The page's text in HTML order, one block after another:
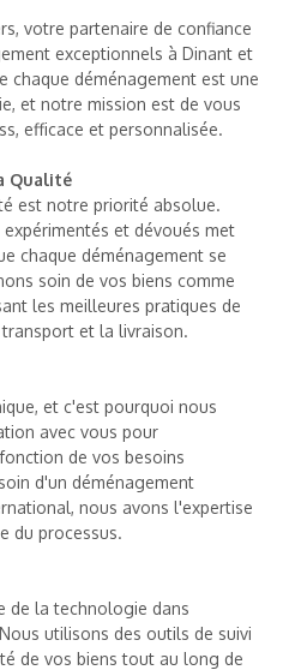
votre partenaire de confiance
exceptionnels à Dinant et
chaque déménagement est une
et notre mission est de vous
efficace et personnalisée.
Qualité
est notre priorité absolue.
et dévoués met
chaque déménagement se
soin de vos biens comme
les meilleures pratiques de
et la livraison.
et c'est pourquoi nous
avec vous pour
de vos besoins
d'un déménagement
nous avons l'expertise
du processus.
de la technologie dans
utilisons des outils de suivi
de vos biens tout au long de